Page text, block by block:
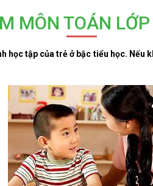
MÔN TOÁN
học tập của trẻ ở bậc tiểu học.